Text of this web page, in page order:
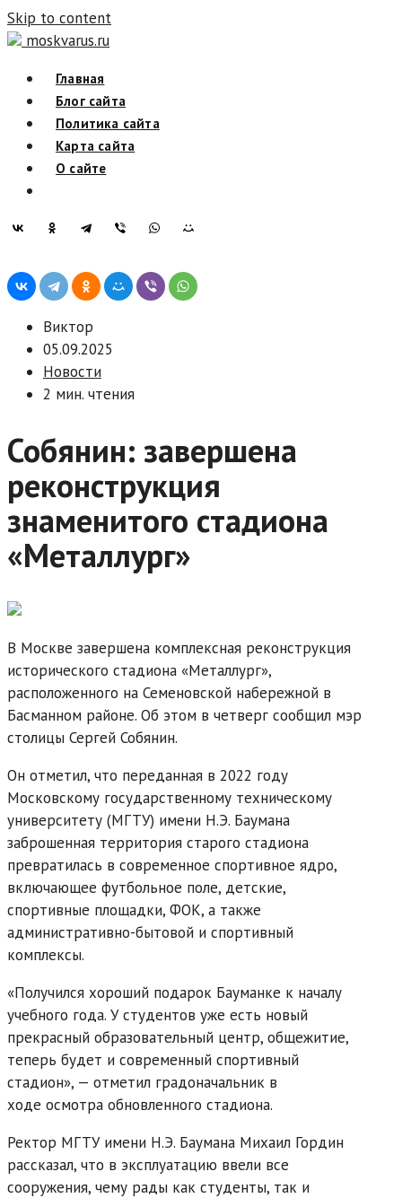
Skip to content
moskvarus.ru
Главная
Блог сайта
Политика сайта
Карта сайта
О сайте
Виктор
05.09.2025
Новости
2 мин. чтения
Собянин: завершена
реконструкция
знаменитого стадиона
«Металлург»
В Москве завершена комплексная реконструкция
исторического стадиона «Металлург»,
расположенного на Семеновской набережной в
Басманном районе. Об этом в четверг сообщил мэр
столицы Сергей Собянин.
Он отметил, что переданная в 2022 году
Московскому государственному техническому
университету (МГТУ) имени Н.Э. Баумана
заброшенная территория старого стадиона
превратилась в современное спортивное ядро,
включающее футбольное поле, детские,
спортивные площадки, ФОК, а также
административно-бытовой и спортивный
комплексы.
«Получился хороший подарок Бауманке к началу
учебного года. У студентов уже есть новый
прекрасный образовательный центр, общежитие,
теперь будет и современный спортивный
стадион», — отметил градоначальник в
ходе осмотра обновленного стадиона.
Ректор МГТУ имени Н.Э. Баумана Михаил Гордин
рассказал, что в эксплуатацию ввели все
сооружения, чему рады как студенты, так и